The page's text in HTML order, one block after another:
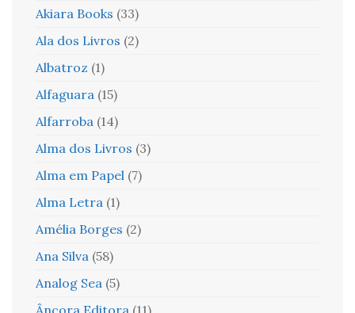
Akiara Books (33)
Ala dos Livros (2)
Albatroz (1)
Alfaguara (15)
Alfarroba (14)
Alma dos Livros (3)
Alma em Papel (7)
Alma Letra (1)
Amélia Borges (2)
Ana Silva (58)
Analog Sea (5)
Âncora Editora (11)